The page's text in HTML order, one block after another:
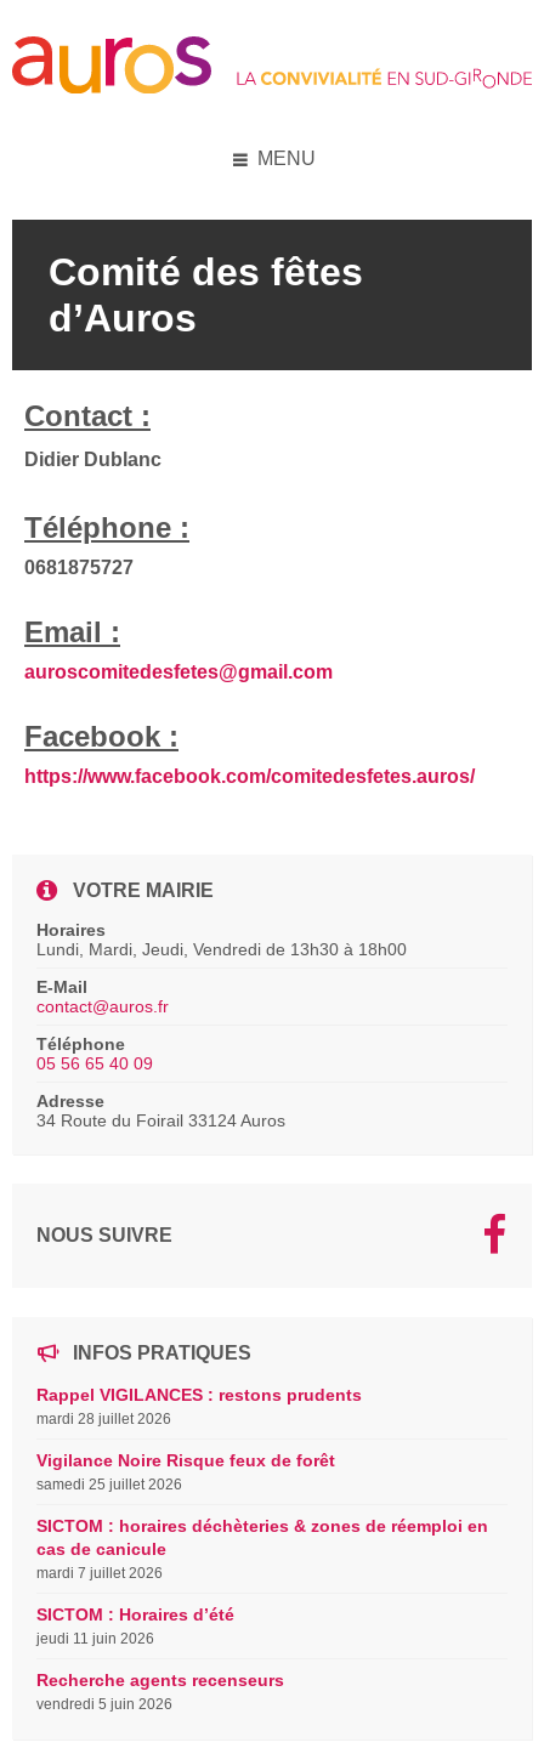
content
left
sidebar
footer
MENU
Comité des fêtes
d’Auros
Contact :
Didier Dublanc
Téléphone :
0681875727
Email :
auroscomitedesfetes@gmail.com
Facebook :
https://www.facebook.com/comitedesfetes.auros/
VOTRE MAIRIE
Horaires
Lundi, Mardi, Jeudi, Vendredi de 13h30 à 18h00
E-Mail
contact@auros.fr
Téléphone
05 56 65 40 09
Adresse
34 Route du Foirail 33124 Auros
NOUS SUIVRE
INFOS PRATIQUES
Rappel VIGILANCES : restons prudents
mardi 28 juillet 2026
Vigilance Noire Risque feux de forêt
samedi 25 juillet 2026
SICTOM : horaires déchèteries & zones de réemploi en
cas de canicule
mardi 7 juillet 2026
SICTOM : Horaires d’été
jeudi 11 juin 2026
Recherche agents recenseurs
vendredi 5 juin 2026